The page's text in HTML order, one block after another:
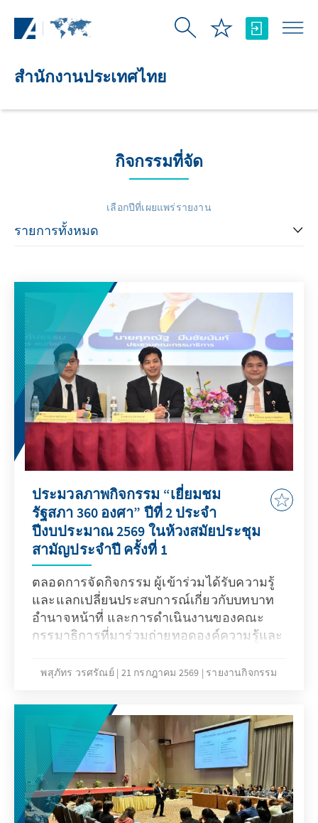
สำนักงานประเทศไทย
กิจกรรมที่จัด
เลือกปีที่เผยแพร่รายงาน
ประมวลภาพกิจกรรม “เยี่ยมชม
รัฐสภา 360 องศา” ปีที่ 2 ประจำ
ปีงบประมาณ 2569 ในห้วงสมัยประชุม
สามัญประจำปี ครั้งที่ 1
ตลอดการจัดกิจกรรม ผู้เข้าร่วมได้รับความรู้
และแลกเปลี่ยนประสบการณ์เกี่ยวกับบทบาท
อำนาจหน้าที่ และการดำเนินงานของคณะ
กรรมาธิการที่มาร่วมถ่ายทอดองค์ความรู้และ
อย่างใกล้ชิด
พสุภัทร วรศรัณย์ 21 กรกฎาคม 2569 รายงานกิจกรรม